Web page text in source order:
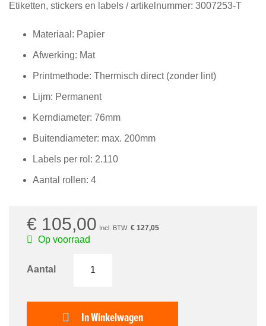
Etiketten, stickers en labels / artikelnummer: 3007253-T
Materiaal: Papier
Afwerking: Mat
Printmethode: Thermisch direct (zonder lint)
Lijm: Permanent
Kerndiameter: 76mm
Buitendiameter: max. 200mm
Labels per rol: 2.110
Aantal rollen: 4
€ 105,00 € 127,05
Op voorraad
Aantal
In Winkelwagen
Ga
van
gallerij